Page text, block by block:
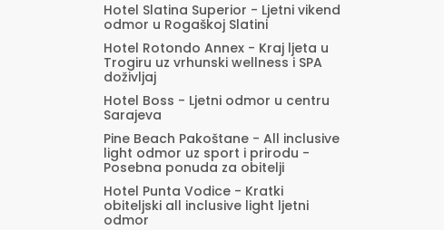
Hotel Slatina Superior - Ljetni vikend
odmor u Rogaškoj Slatini
Hotel Rotondo Annex - Kraj ljeta u
Trogiru uz vrhunski wellness i SPA
doživljaj
Hotel Boss - Ljetni odmor u centru
Sarajeva
Pine Beach Pakoštane - All inclusive
light odmor uz sport i prirodu -
Posebna ponuda za obitelji
Hotel Punta Vodice - Kratki
obiteljski all inclusive light ljetni
odmor